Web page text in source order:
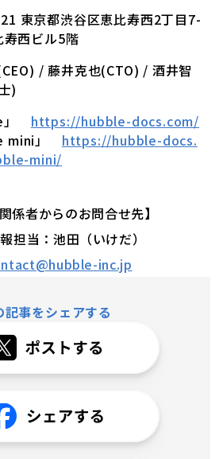
東京都渋谷区恵比寿西2丁目7-
西ビル5階
/ 藤井克也(CTO) / 酒井智
)
」 https://hubble-docs.com/
mini」 https://hubble-docs.
mini/
係者からのお問合せ先】
担当：池田（いけだ）
inc.jp
記事をシェアする